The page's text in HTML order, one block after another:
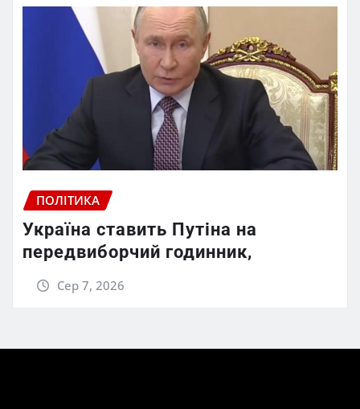
ПОЛІТИКА
Україна ставить Путіна на
передвиборчий годинник,
Сер 7, 2026